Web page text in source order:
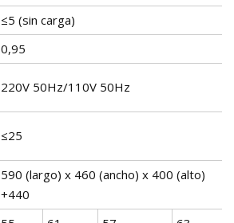
≤5 (sin carga)
0,95
220V 50Hz/110V 50Hz
≤25
590 (largo) x 460 (ancho) x 400 (alto)
+440